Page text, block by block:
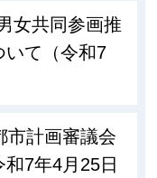
女共同参画推
いて（令和7
市計画審議会
7年4月25日